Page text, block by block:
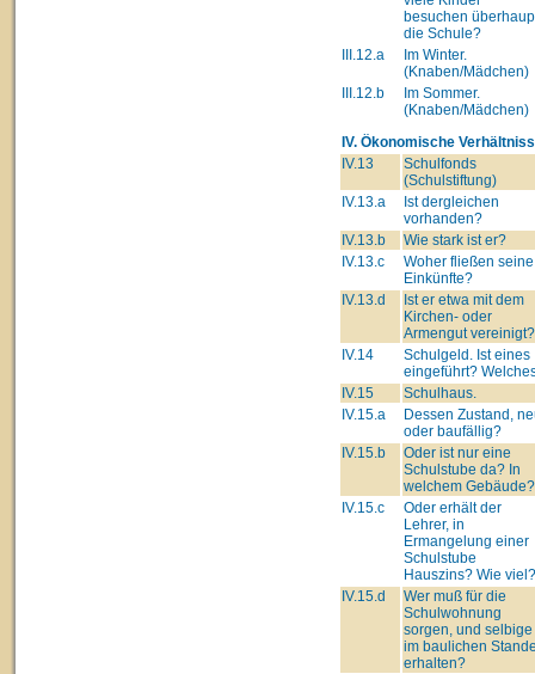
besuchen
die Schule?
III.12.a
Im Winter.
(Knaben/Mädchen)
III.12.b
Im Sommer.
(Knaben/Mädchen)
IV. Ökonomische
IV.13
Schulfonds
(Schulstiftung)
IV.13.a
Ist dergleichen
vorhanden?
IV.13.b
Wie stark ist er?
IV.13.c
Woher fließen seine
Einkünfte?
IV.13.d
Ist er etwa mit dem
Kirchen- oder
Armengut vereinigt?
IV.14
Schulgeld. Ist eines
eingeführt?
IV.15
Schulhaus.
IV.15.a
Dessen Zustand,
oder baufällig?
IV.15.b
Oder ist nur eine
Schulstube da? In
welchem Gebäude?
IV.15.c
Oder erhält der
Lehrer, in
Ermangelung einer
Schulstube
Hauszins? Wie viel?
IV.15.d
Wer muß für die
Schulwohnung
sorgen, und selbige
im baulichen
erhalten?